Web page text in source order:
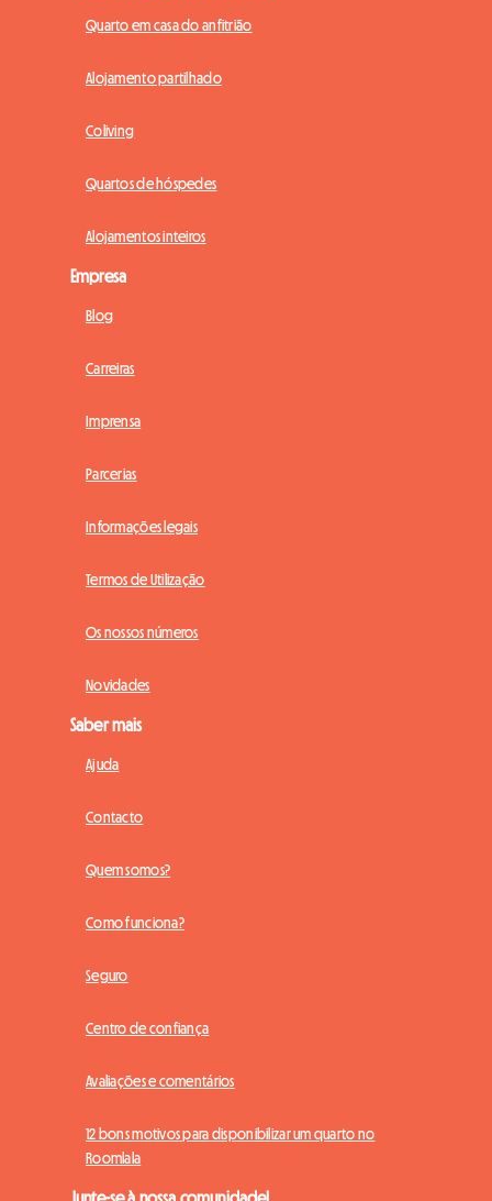
Quarto em casa do anfitrião
Alojamento partilhado
Coliving
Quartos de hóspedes
Alojamentos inteiros
Empresa
Blog
Carreiras
Imprensa
Parcerias
Informações legais
Termos de Utilização
Os nossos números
Novidades
Saber mais
Ajuda
Contacto
Quem somos?
Como funciona?
Seguro
Centro de confiança
Avaliações e comentários
12 bons motivos para disponibilizar um quarto no
Roomlala